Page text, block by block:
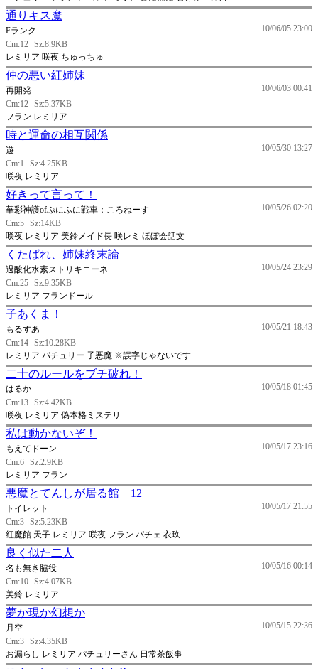
通りキス魔
10/06/05 23:00
Fランク
Cm:12 Sz:8.9KB
レミリア 咲夜 ちゅっちゅ
仲の悪い紅姉妹
10/06/03 00:41
再開発
Cm:12 Sz:5.37KB
フラン レミリア
時と運命の相互関係
10/05/30 13:27
遊
Cm:1
Sz:4.25KB
咲夜 レミリア
好きって言って！
10/05/26 02:20
華彩神護ofぷにふに戦車：ころねーす
Cm:5 Sz:14KB
咲夜 レミリア 美鈴メイド長 咲レミ ほぼ会話文
くたばれ、姉妹終末論
10/05/24 23:29
過酸化水素ストリキニーネ
Cm:25 Sz:9.35KB
レミリア フランドール
子あくま！
10/05/21 18:43
もるすあ
Cm:14 Sz:10.28KB
レミリア パチュリー 子悪魔 ※誤字じゃないです
二十のルールをブチ破れ！
10/05/18 01:45
はるか
Cm:13 Sz:4.42KB
咲夜 レミリア 偽本格ミステリ
私は動かないぞ！
10/05/17 23:16
もえてドーン
Cm:6 Sz:2.9KB
レミリア フラン
悪魔とてんしが居る館 12
10/05/17 21:55
トイレット
Cm:3 Sz:5.23KB
紅魔館 天子 レミリア 咲夜 フラン パチェ 衣玖
良く似た二人
10/05/16 00:14
名も無き脇役
Cm:10 Sz:4.07KB
美鈴 レミリア
夢か現か幻想か
10/05/15 22:36
月空
Cm:3 Sz:4.35KB
お漏らし レミリア パチュリーさん 日常茶飯事